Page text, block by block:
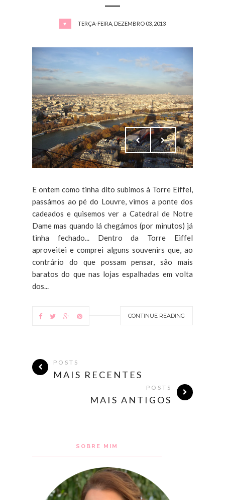
♥ TERÇA-FEIRA, DEZEMBRO 03, 2013
E ontem como tinha dito subimos à Torre Eiffel,
passámos ao pé do Louvre, vimos a ponte dos
cadeados e quisemos ver a Catedral de Notre
Dame mas quando lá chegámos (por minutos) já
tinha fechado... Dentro da Torre Eiffel
aproveitei e comprei alguns souvenirs que, ao
contrário do que possam pensar, são mais
baratos do que nas lojas espalhadas em volta
dos...
CONTINUE READING
POSTS
MAIS RECENTES
POSTS
MAIS ANTIGOS
SOBRE MIM